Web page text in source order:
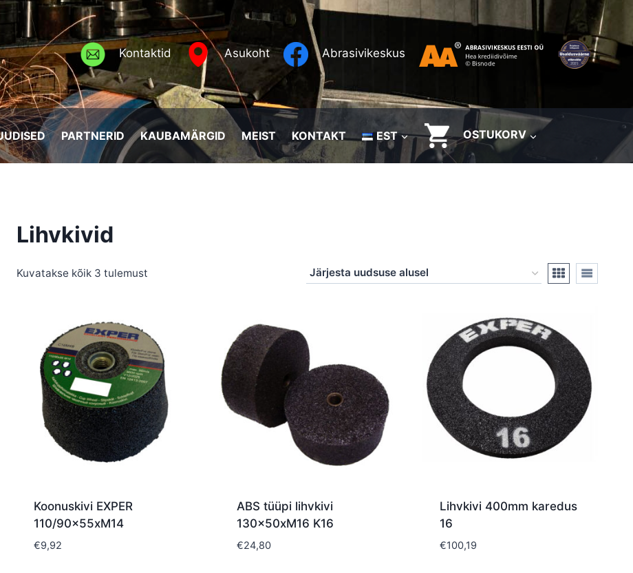
Kontaktid Asukoht Abrasivikeskus
PARTNERID KAUBAMÄRGID MEIST KONTAKT EST OSTUKORV
Lihvkivid
Kuvatakse kõik 3 tulemust
Koonuskivi EXPER
110/90x55xM14
€9,92
ABS tüüpi lihvkivi
130x50xM16 K16
€24,80
Lihvkivi 400mm karedus
16
€100,19